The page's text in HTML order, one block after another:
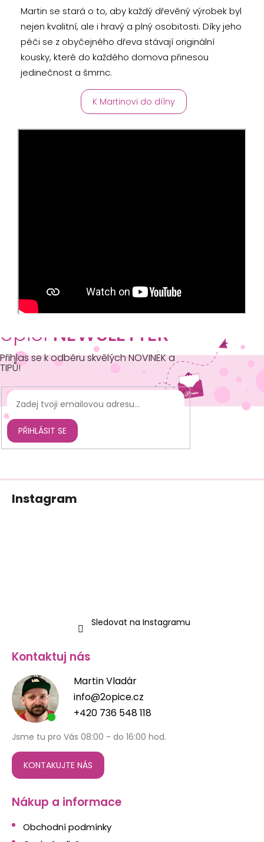
Martin se stará o to, aby každý dřevěný výrobek byl
nejen kvalitní, ale i hravý a plný osobitosti. Díky jeho
péči se z obyčejného dřeva stávají originální
kousky, které do každého domova přinesou
jedinečnost a šmrnc.
K Martinovi do dílny
opičí NEWSLETTER
Přihlas se k odběru skvělých NOVINEK a
TIPŮ!
PŘIHLÁSIT SE
Instagram
Sledovat na Instagramu
Kontaktuj nás
Martin Vladár
info@2opice.cz
+420 736 548 118
Jsme tu pro Vás 08:00 - do 16:00 hod.
KONTAKUJTE NÁS
Nákup a informace
Obchodní podmínky